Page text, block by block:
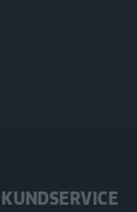
KUNDSERVICE